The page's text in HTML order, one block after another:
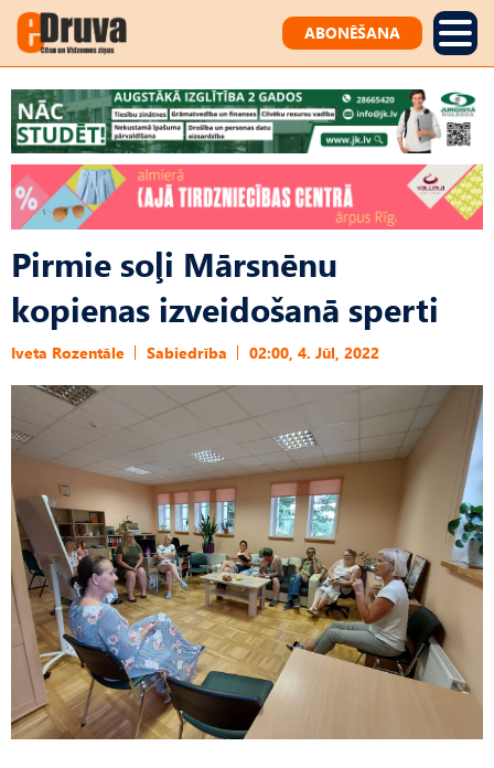
ABONĒŠANA
Pirmie soļi Mārsnēnu
kopienas izveidošanā sperti
Iveta Rozentāle Sabiedrība 02:00, 4. Jūl, 2022